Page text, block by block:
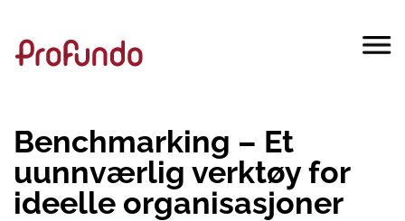
Benchmarking – Et
uunnværlig verktøy for
ideelle organisasjoner